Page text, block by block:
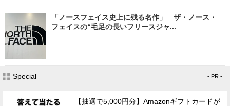
「ノースフェイス史上に残る名作」 ザ・ノース・
フェイスの“毛足の長いフリースジャ...
Special - PR -
【抽選で5,000円分】Amazonギフトカードが